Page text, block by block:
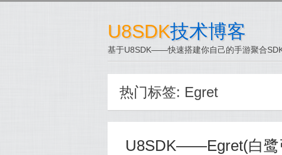
U8SDK技术博客
基于U8SDK——快速搭建你自己的手游聚合
热门标签: Egret
U8SDK——Egret(白鹭